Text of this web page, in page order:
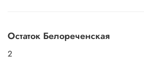
Остаток Белореченская
2